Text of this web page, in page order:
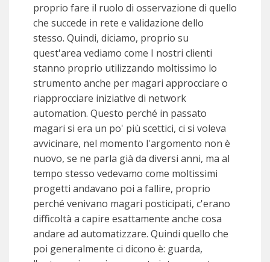
proprio fare il ruolo di osservazione di quello
che succede in rete e validazione dello
stesso. Quindi, diciamo, proprio su
quest'area vediamo come I nostri clienti
stanno proprio utilizzando moltissimo lo
strumento anche per magari approcciare o
riapprocciare iniziative di network
automation. Questo perché in passato
magari si era un po' più scettici, ci si voleva
avvicinare, nel momento l'argomento non è
nuovo, se ne parla già da diversi anni, ma al
tempo stesso vedevamo come moltissimi
progetti andavano poi a fallire, proprio
perché venivano magari posticipati, c'erano
difficoltà a capire esattamente anche cosa
andare ad automatizzare. Quindi quello che
poi generalmente ci dicono è: guarda,